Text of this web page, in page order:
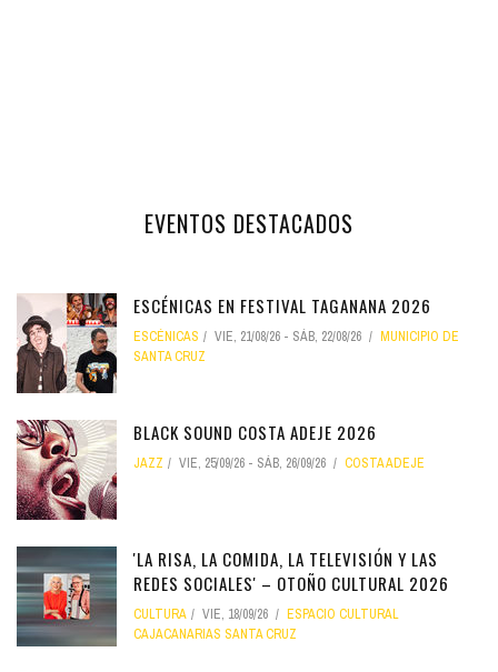
EVENTOS DESTACADOS
ESCÉNICAS EN FESTIVAL TAGANANA 2026
ESCÉNICAS VIE, 21/08/26 - SÁB, 22/08/26
MUNICIPIO DE
SANTA CRUZ
BLACK SOUND COSTA ADEJE 2026
JAZZ VIE, 25/09/26 - SÁB, 26/09/26 COSTA ADEJE
'LA RISA, LA COMIDA, LA TELEVISIÓN Y LAS
REDES SOCIALES' – OTOÑO CULTURAL 2026
CULTURA VIE, 18/09/26
ESPACIO CULTURAL
CAJACANARIAS SANTA CRUZ